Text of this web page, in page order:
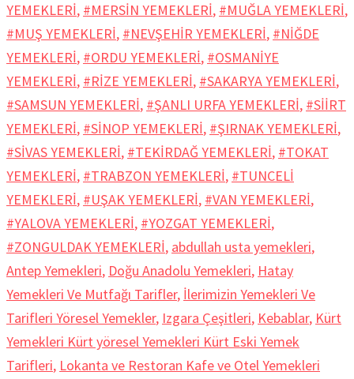
YEMEKLERİ, #MERSİN YEMEKLERİ, #MUĞLA YEMEKLERİ,
#MUŞ YEMEKLERİ, #NEVŞEHİR YEMEKLERİ, #NİĞDE
YEMEKLERİ, #ORDU YEMEKLERİ, #OSMANİYE
YEMEKLERİ, #RİZE YEMEKLERİ, #SAKARYA YEMEKLERİ,
#SAMSUN YEMEKLERİ, #ŞANLI URFA YEMEKLERİ, #SİİRT
YEMEKLERİ, #SİNOP YEMEKLERİ, #ŞIRNAK YEMEKLERİ,
#SİVAS YEMEKLERİ, #TEKİRDAĞ YEMEKLERİ, #TOKAT
YEMEKLERİ, #TRABZON YEMEKLERİ, #TUNCELİ
YEMEKLERİ, #UŞAK YEMEKLERİ, #VAN YEMEKLERİ,
#YALOVA YEMEKLERİ, #YOZGAT YEMEKLERİ,
#ZONGULDAK YEMEKLERİ, abdullah usta yemekleri,
Antep Yemekleri, Doğu Anadolu Yemekleri, Hatay
Yemekleri Ve Mutfağı Tarifler, İlerimizin Yemekleri Ve
Tarifleri Yöresel Yemekler, Izgara Çeşitleri, Kebablar, Kürt
Yemekleri Kürt yöresel Yemekleri Kürt Eski Yemek
Tarifleri, Lokanta ve Restoran Kafe ve Otel Yemekleri